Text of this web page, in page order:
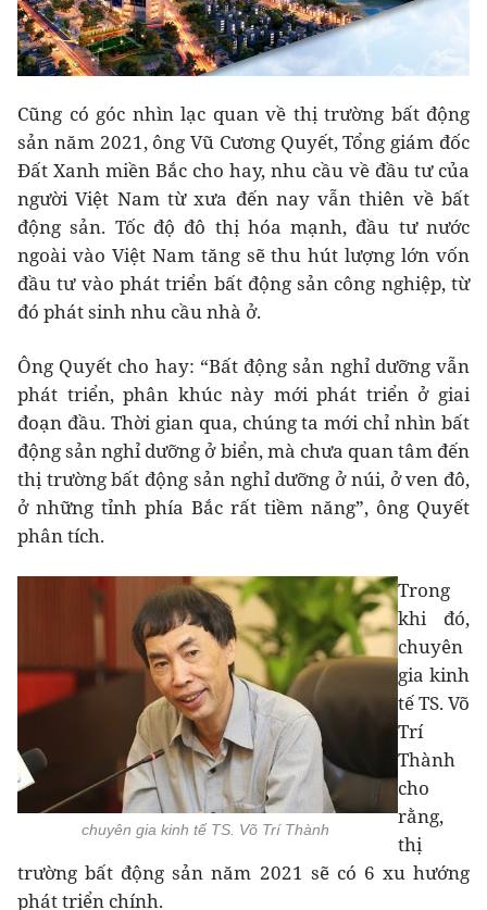
Cũng có góc nhìn lạc quan về thị trường bất động
sản năm 2021, ông Vũ Cương Quyết, Tổng giám đốc
Đất Xanh miền Bắc cho hay, nhu cầu về đầu tư của
người Việt Nam từ xưa đến nay vẫn thiên về bất
động sản. Tốc độ đô thị hóa mạnh, đầu tư nước
ngoài vào Việt Nam tăng sẽ thu hút lượng lớn vốn
đầu tư vào phát triển bất động sản công nghiệp, từ
đó phát sinh nhu cầu nhà ở.
Ông Quyết cho hay: “Bất động sản nghỉ dưỡng vẫn
phát triển, phân khúc này mới phát triển ở giai
đoạn đầu. Thời gian qua, chúng ta mới chỉ nhìn bất
động sản nghỉ dưỡng ở biển, mà chưa quan tâm đến
thị trường bất động sản nghỉ dưỡng ở núi, ở ven đô,
ở những tỉnh phía Bắc rất tiềm năng”, ông Quyết
phân tích.
chuyên gia kinh tế TS. Võ Trí Thành
Trong
khi đó,
chuyên
gia kinh
tế TS. Võ
Trí
Thành
cho
rằng,
thị
trường bất động sản năm 2021 sẽ có 6 xu hướng
phát triển chính.